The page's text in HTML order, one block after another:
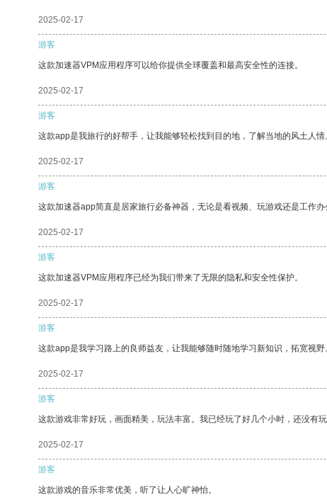
2025-02-17
游客
这款加速器VPM应用程序可以给你提供全球覆盖和最高安全性的连接。
2025-02-17
游客
这款app是我旅行的好帮手，让我能够轻松找到目的地，了解当地的风土人情
2025-02-17
游客
这款加速器app简直是居家旅行必备神器，无论是看视频、玩游戏还是工作
2025-02-17
游客
这款加速器VPM应用程序已经为我们带来了无限的隐私和安全性保护。
2025-02-17
游客
这款app是我学习路上的良师益友，让我能够随时随地学习新知识，拓宽视野
2025-02-17
游客
这款游戏非常好玩，画面精美，玩法丰富。我已经玩了好几个小时，还没有玩
2025-02-17
游客
这款游戏的音乐非常优美，听了让人心旷神怡。